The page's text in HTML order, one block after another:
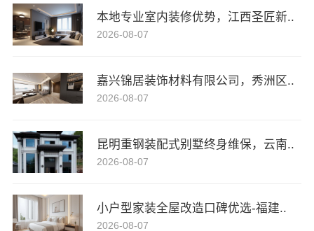
本地专业室内装修优势，江西圣匠新..
2026-08-07
嘉兴锦居装饰材料有限公司，秀洲区..
2026-08-07
昆明重钢装配式别墅终身维保，云南..
2026-08-07
小户型家装全屋改造口碑优选-福建..
2026-08-07